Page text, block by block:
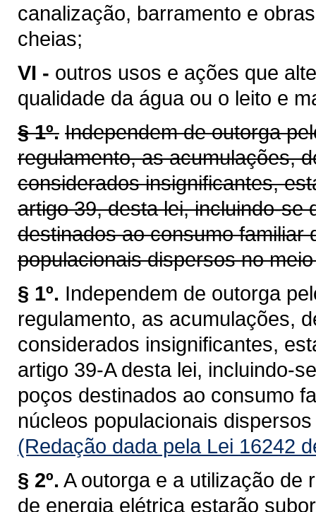
canalização, barramento e
cheias;
VI - outros usos e ações que
qualidade da água ou o leito e
§ 1º. Independem de outorga
regulamento, as acumulações,
considerados insignificantes,
artigo 39, desta lei, incluindo-se
destinados ao consumo familiar
populacionais dispersos no
§ 1º. Independem de outorga
regulamento, as acumulações,
considerados insignificantes,
artigo 39-A desta lei, incluindo-
poços destinados ao consumo
núcleos populacionais
(Redação dada pela Lei 16242
§ 2º. A outorga e a utilização de
de energia elétrica estarão